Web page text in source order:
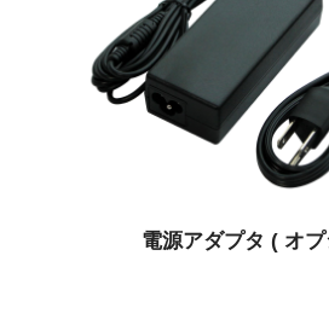
電源アダプタ ( オ